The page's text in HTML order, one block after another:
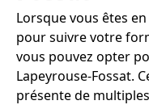
Lorsque vous êtes
pour suivre votre
vous pouvez opter
Lapeyrouse-Fossat.
présente de